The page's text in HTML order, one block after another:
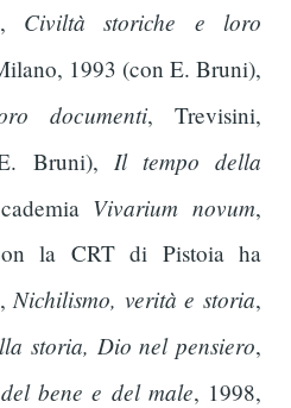
Civiltà storiche e loro
1993 (con E. Bruni),
documenti, Trevisini,
Bruni), Il tempo della
Vivarium novum,
la CRT di Pistoia ha
Nichilismo, verità e storia,
storia, Dio nel pensiero,
bene e del male, 1998,